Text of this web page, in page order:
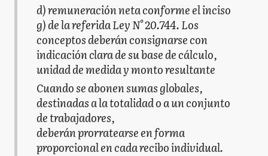
d) remuneración neta conforme el inciso
g) de la referida Ley N° 20.744. Los
conceptos deberán consignarse con
indicación clara de su base de cálculo,
unidad de medida y monto resultante
Cuando se abonen sumas globales,
destinadas a la totalidad o a un conjunto
de trabajadores,
deberán prorratearse en forma
proporcional en cada recibo individual.